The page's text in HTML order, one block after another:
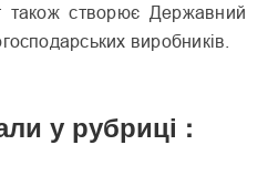
також створює Державний
виробників.
у рубриці :